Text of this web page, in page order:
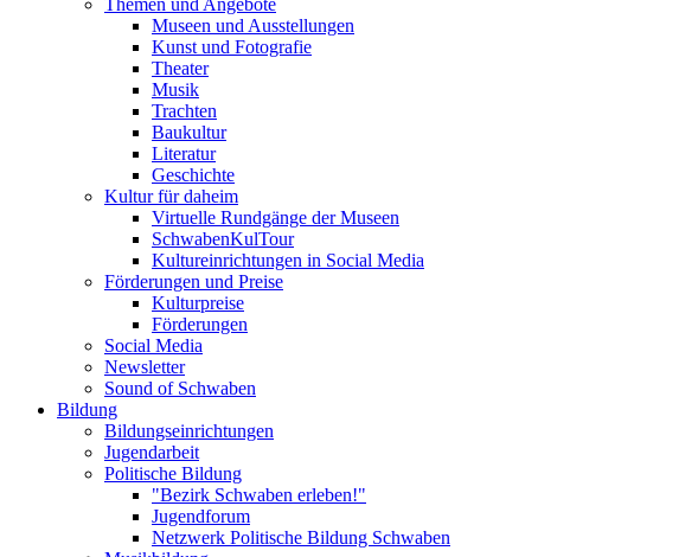
Themen und Angebote
Museen und Ausstellungen
Kunst und Fotografie
Theater
Musik
Trachten
Baukultur
Literatur
Geschichte
Kultur für daheim
Virtuelle Rundgänge der Museen
SchwabenKulTour
Kultureinrichtungen in Social Media
Förderungen und Preise
Kulturpreise
Förderungen
Social Media
Newsletter
Sound of Schwaben
Bildung
Bildungseinrichtungen
Jugendarbeit
Politische Bildung
"Bezirk Schwaben erleben!"
Jugendforum
Netzwerk Politische Bildung Schwaben